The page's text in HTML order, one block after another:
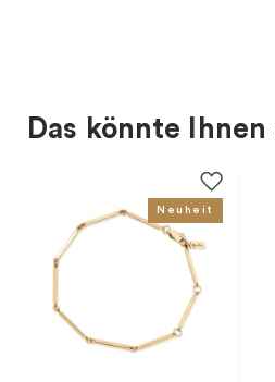
Kategorie Uhren
Marke Efva Attling
Das könnte
Neuheit